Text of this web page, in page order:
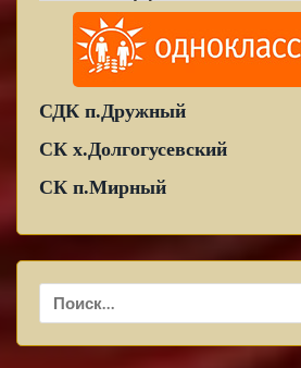
СДК п.Дружный
СК х.Долгогусевский
СК п.Мирный
Найти: